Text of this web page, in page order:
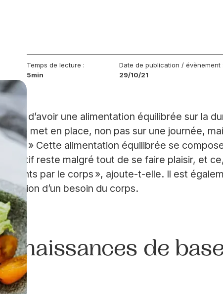
Temps de lecture :
5min
Date de publication / évènement :
29/10/21
d’avoir une alimentation équilibrée sur la
se met en place, non pas sur une journée,
» Cette alimentation équilibrée se
reste malgré tout de se faire plaisir, et
par le corps », ajoute-t-elle. Il est
d’un besoin du corps.
de